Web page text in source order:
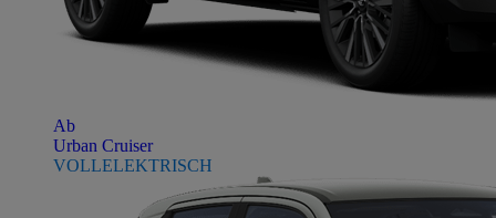
Ab
Urban Cruiser
VOLLELEKTRISCH